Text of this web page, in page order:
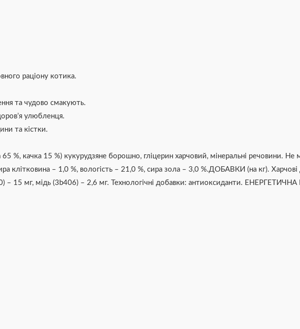
раціону котика.
та чудово смакують.
улюбленця.
та кістки.
65 %, качка 15 %) кукурудзяне борошно, гліцерин харчовий, мінеральні речовини.
– 1,0 %, вологість – 21,0 %, сира зола – 3,0 %.ДОБАВКИ (на кг). Харчові
– 15 мг, мідь (3b406) – 2,6 мг. Технологічні добавки: антиоксиданти.